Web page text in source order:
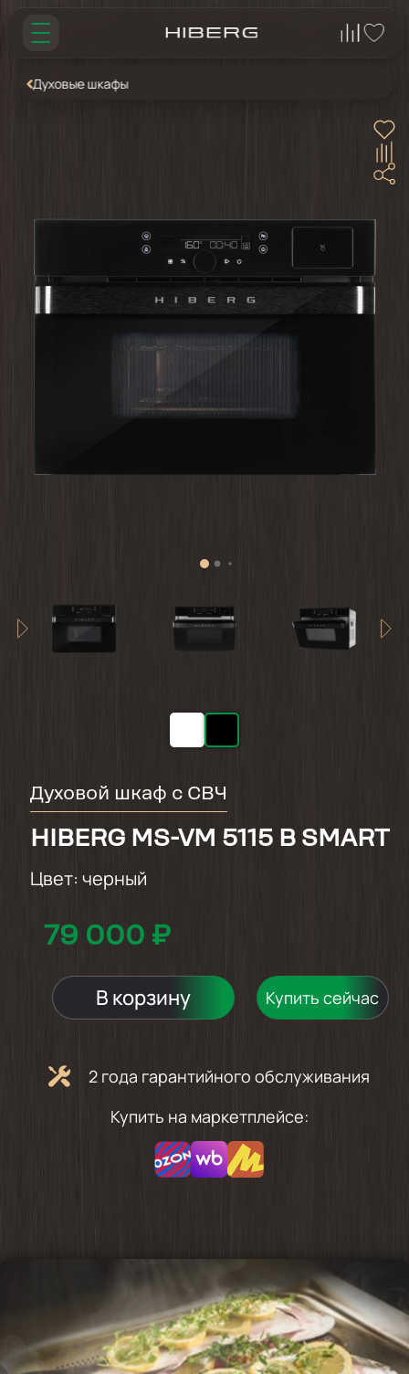
Духовые шкафы
Духовой шкаф с СВЧ
HIBERG MS-VM 5115 B SMART
Цвет: черный
79 000 ₽
В корзину Купить сейчас
2 года гарантийного обслуживания
Купить на маркетплейсе: